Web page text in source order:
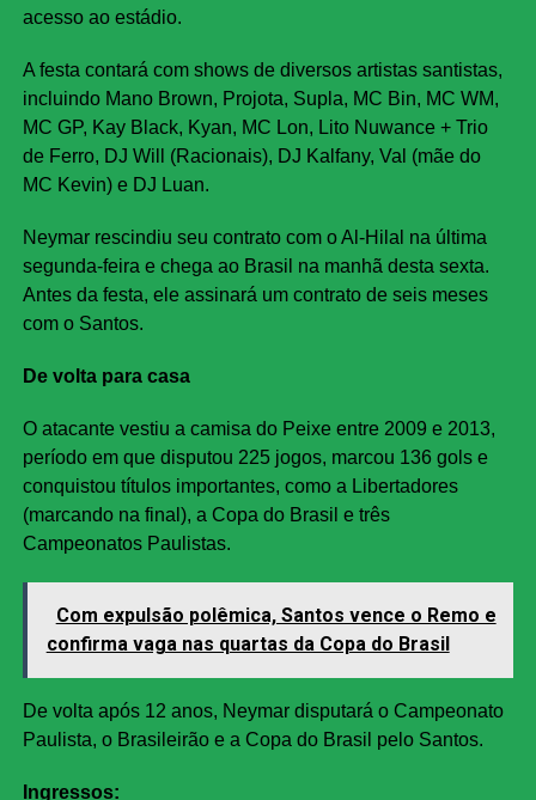
acesso ao estádio.
A festa contará com shows de diversos artistas santistas,
incluindo Mano Brown, Projota, Supla, MC Bin, MC WM,
MC GP, Kay Black, Kyan, MC Lon, Lito Nuwance + Trio
de Ferro, DJ Will (Racionais), DJ Kalfany, Val (mãe do
MC Kevin) e DJ Luan.
Neymar rescindiu seu contrato com o Al-Hilal na última
segunda-feira e chega ao Brasil na manhã desta sexta.
Antes da festa, ele assinará um contrato de seis meses
com o Santos.
De volta para casa
O atacante vestiu a camisa do Peixe entre 2009 e 2013,
período em que disputou 225 jogos, marcou 136 gols e
conquistou títulos importantes, como a Libertadores
(marcando na final), a Copa do Brasil e três
Campeonatos Paulistas.
Com expulsão polêmica, Santos vence o Remo e
confirma vaga nas quartas da Copa do Brasil
De volta após 12 anos, Neymar disputará o Campeonato
Paulista, o Brasileirão e a Copa do Brasil pelo Santos.
Ingressos: